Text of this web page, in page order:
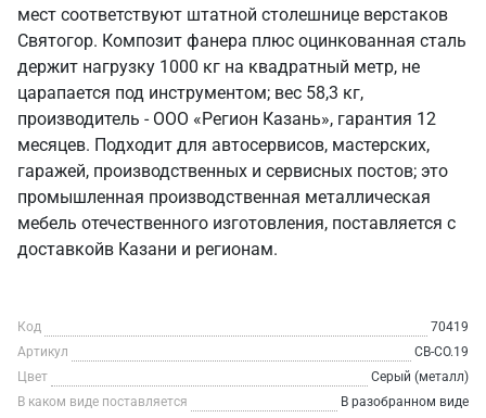
мест соответствуют штатной столешнице верстаков
Святогор. Композит фанера плюс оцинкованная сталь
держит нагрузку 1000 кг на квадратный метр, не
царапается под инструментом; вес 58,3 кг,
производитель - ООО «Регион Казань», гарантия 12
месяцев. Подходит для автосервисов, мастерских,
гаражей, производственных и сервисных постов; это
промышленная производственная металлическая
мебель отечественного изготовления, поставляется с
доставкойв Казани и регионам.
Код
70419
Артикул
СВ-СО.19
Цвет
Серый (металл)
В каком виде поставляется
В разобранном виде